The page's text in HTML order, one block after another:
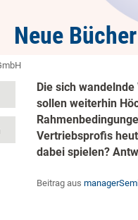
Neue
Die sich
sollen weiterhin
Vertriebsprofis
dabei spielen?
Beitrag aus